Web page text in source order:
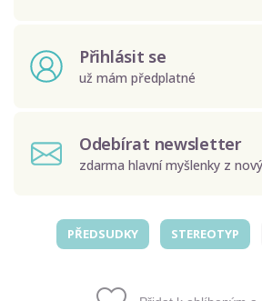
Přihlásit se
už mám předplatné
Odebírat newsletter
zdarma hlavní myšlenky z
Odeslat
Zadáním e-mailu souhlasíte se
PŘEDSUDKY STEREOTYP